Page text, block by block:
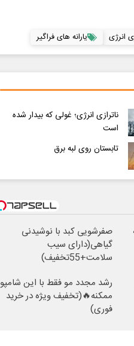
انرژی یارانه های فراگیر
ناترازی انرژی؛ غولی که بیدار شده
است
تابستان روی لبه برق
صفرشویی کبد با نوشیدنی
گیاهی(دارای سیب
سلامت+55تخفیف)
رشد مجدد مو فقط با این شامپو
ممکنه🔥(تخفیف ویژه در خرید
فوری)